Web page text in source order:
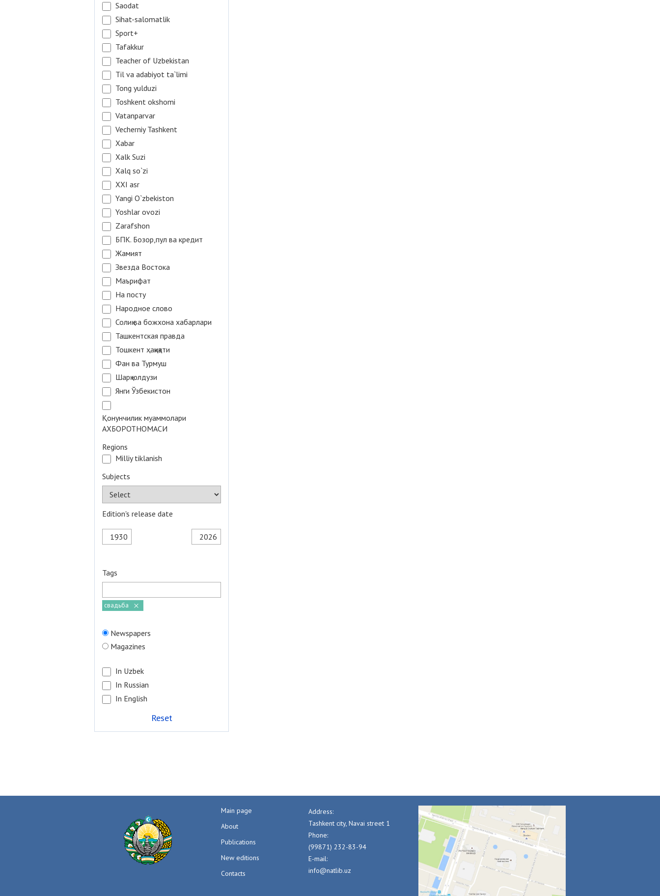
Saodat
Sihat-salomatlik
Sport+
Tafakkur
Teacher of Uzbekistan
Til va adabiyot ta`limi
Tong yulduzi
Toshkent okshomi
Vatanparvar
Vecherniy Tashkent
Xabar
Xalk Suzi
Xalq so`zi
XXI asr
Yangi O`zbekiston
Yoshlar ovozi
Zarafshon
БПК. Бозор,пул ва кредит
Жамият
Звезда Востока
Маърифат
На посту
Народное слово
Солиқ ва божхона хабарлари
Ташкентская правда
Тошкент ҳақиқати
Фан ва Турмуш
Шарқ юлдузи
Янги Ўзбекистон
Қонунчилик муаммолари
АХБОРОТНОМАСИ
Regions
Milliy tiklanish
Subjects
Edition's release date
Tags
свадьба
Newspapers
Magazines
In Uzbek
In Russian
In English
Reset
Main page
About
Publications
New editions
Contacts
Address:
Tashkent city, Navai street 1
Phone:
(99871) 232-83-94
E-mail:
info@natlib.uz